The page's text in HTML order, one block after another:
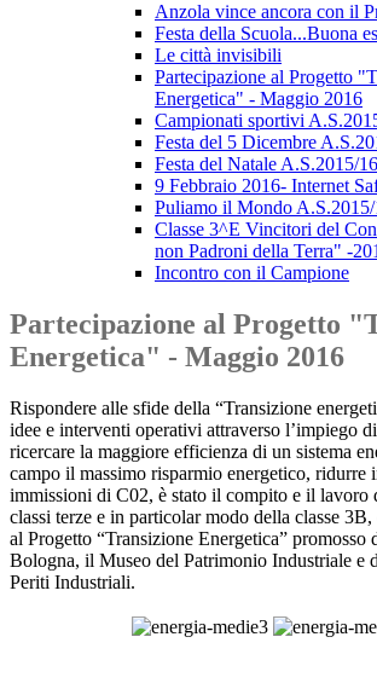
Anzola vince ancora con il
Festa della Scuola...Buona
Le città invisibili
Partecipazione al Progetto
Energetica" - Maggio 2016
Campionati sportivi
Festa del 5 Dicembre
Festa del Natale A.S.2015/16
9 Febbraio 2016- Internet
Puliamo il Mondo
Classe 3^E Vincitori del
non Padroni della Terra" -
Incontro con il Campione
Partecipazione al Progetto
Energetica" - Maggio 2016
Rispondere alle sfide della “Transizione
idee e interventi operativi attraverso l’impiego
ricercare la maggiore efficienza di un sistema
campo il massimo risparmio energetico, ridurre
immissioni di C02, è stato il compito e il lavoro
classi terze e in particolar modo della classe
al Progetto “Transizione Energetica” promosso
Bologna, il Museo del Patrimonio Industriale e
Periti Industriali.